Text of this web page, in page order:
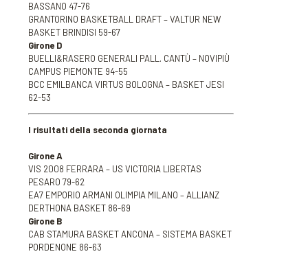
BASSANO 47-76
GRANTORINO BASKETBALL DRAFT – VALTUR NEW
BASKET BRINDISI 59-67
Girone D
BUELLI&RASERO GENERALI PALL. CANTÙ – NOVIPIÙ
CAMPUS PIEMONTE 94-55
BCC EMILBANCA VIRTUS BOLOGNA – BASKET JESI
62-53
I risultati della seconda giornata
Girone A
VIS 2008 FERRARA – US VICTORIA LIBERTAS
PESARO 79-62
EA7 EMPORIO ARMANI OLIMPIA MILANO – ALLIANZ
DERTHONA BASKET 86-69
Girone B
CAB STAMURA BASKET ANCONA – SISTEMA BASKET
PORDENONE 86-63